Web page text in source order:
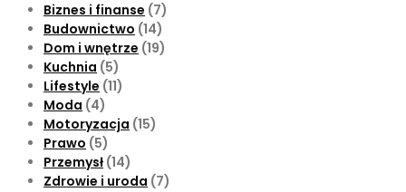
Biznes i finanse (7)
Budownictwo (14)
Dom i wnętrze (19)
Kuchnia (5)
Lifestyle (11)
Moda (4)
Motoryzacja (15)
Prawo (5)
Przemysł (14)
Zdrowie i uroda (7)